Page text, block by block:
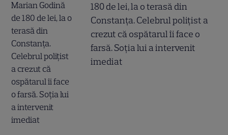
180 de lei, la o terasă din
Constanța. Celebrul polițist a
crezut că ospătarul îi face o
farsă. Soția lui a intervenit
imediat